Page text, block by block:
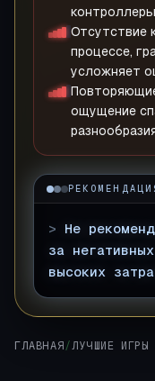
Отсутствие
процессе,
усложняет
ощущение
> Не
за
высоких
ГЛАВНАЯ /ЛУЧШИЕ ИГРЫ